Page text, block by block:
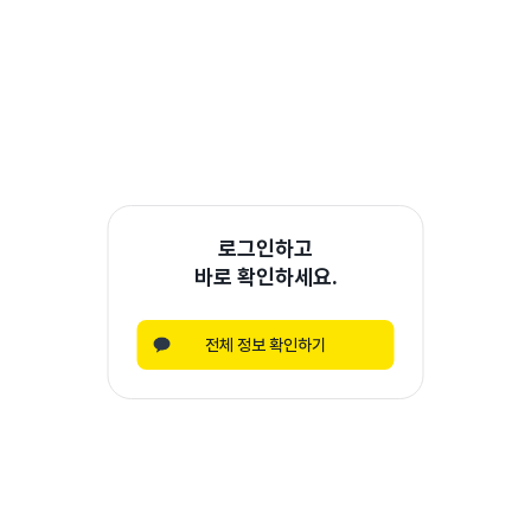
로그인하고
바로 확인하세요.
전체 정보 확인하기